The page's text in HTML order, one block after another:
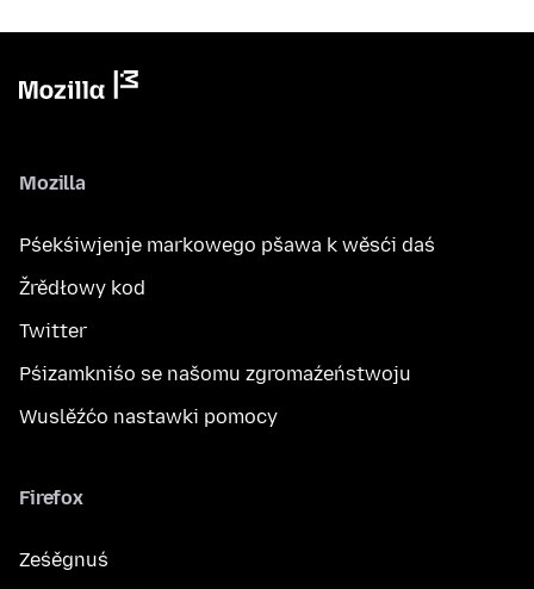
Mozilla
Pśekśiwjenje markowego pšawa k wěsći daś
Žrědłowy kod
Twitter
Pśizamkniśo se našomu zgromaźeństwoju
Wuslěźćo nastawki pomocy
Firefox
Ześěgnuś